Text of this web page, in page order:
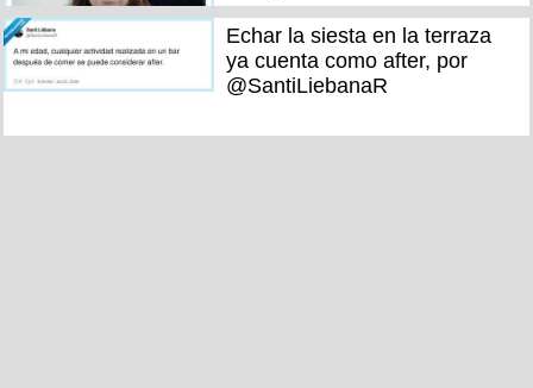
Echar la siesta en la terraza
ya cuenta como after, por
@SantiLiebanaR